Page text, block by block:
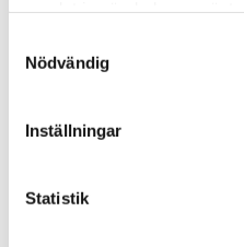
Nödvändig
Inställningar
Statistik